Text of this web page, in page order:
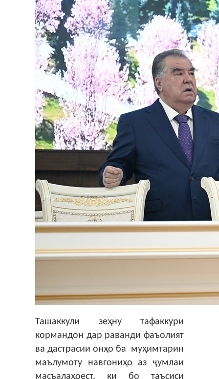
Ташаккули зеҳну тафаккури
кормандон дар раванди фаъолият
ва дастрасии онҳо ба муҳимтарин
маълумоту навгониҳо аз ҷумлаи
масъалаҳоест, ки бо таъсиси